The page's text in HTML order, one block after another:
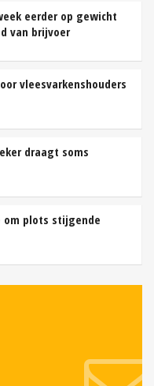
eerder op gewicht
van brijvoer
vleesvarkenshouders
draagt soms
om plots stijgende